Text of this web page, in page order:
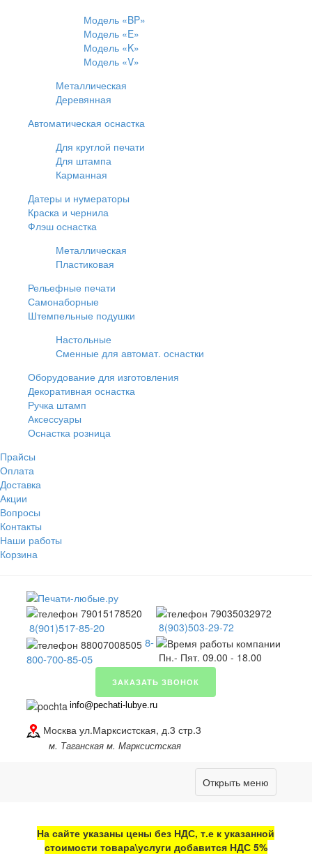
Модель «BP»
Модель «E»
Модель «K»
Модель «V»
Металлическая
Деревянная
Автоматическая оснастка
Для круглой печати
Для штампа
Карманная
Датеры и нумераторы
Краска и чернила
Флэш оснастка
Металлическая
Пластиковая
Рельефные печати
Самонаборные
Штемпельные подушки
Настольные
Сменные для автомат. оснастки
Оборудование для изготовления
Декоративная оснастка
Ручка штамп
Аксессуары
Оснастка розница
Прайсы
Оплата
Доставка
Акции
Вопросы
Контакты
Наши работы
Корзина
8(901)517-85-20
8-
800-700-85-05
8(903)503-29-72
Пн.- Пят. 09.00 - 18.00
ЗАКАЗАТЬ ЗВОНОК
info@pechati-lubye.ru
Москва ул.Марксистская, д.3 стр.3
м. Таганская м. Марксистская
Открыть меню
На сайте указаны цены без НДС, т.е к указанной
стоимости товара\услуги добавится НДС 5%